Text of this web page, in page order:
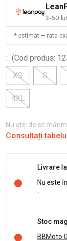
3-60
* estimat — rata
: (Cod produs:
XS
S
4XL
Nu știți de ce
Consultați
Livrare
Nu este
-
Stoc
BBMoto